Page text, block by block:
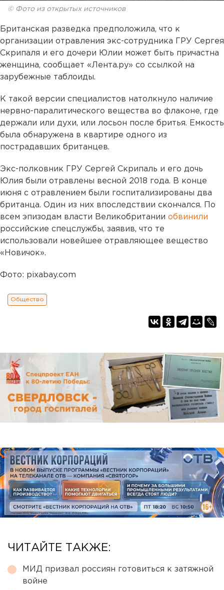
© Фото из открытых источников
Британская разведка предположила, что к
организации отравления экс-сотрудника ГРУ Сергея
Скрипаля и его дочери Юлии может быть причастна
женщина, сообщает «Лента.ру» со ссылкой на
зарубежные таблоиды.
К такой версии специалистов натолкнуло наличие
нервно-паралитического вещества во флаконе, где
держали или духи, или лосьон после бритья. Емкость
была обнаружена в квартире одного из
пострадавших британцев.
Экс-полковник ГРУ Сергей Скрипаль и его дочь
Юлия были отравлены весной 2018 года. В конце
июня с отравлением были госпитализированы два
британца. Один из них впоследствии скончался. По
всем эпизодам власти Великобритании обвинили
российские спецслужбы, заявив, что те
использовали новейшее отравляющее вещество
«Новичок».
Фото: pixabay.com
Общество
ЧИТАЙТЕ ТАКЖЕ:
МИД призвал россиян готовиться к затяжной
войне